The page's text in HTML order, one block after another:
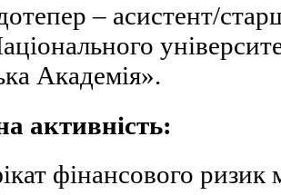
– асистент/
Академія».
активність:
фінансового